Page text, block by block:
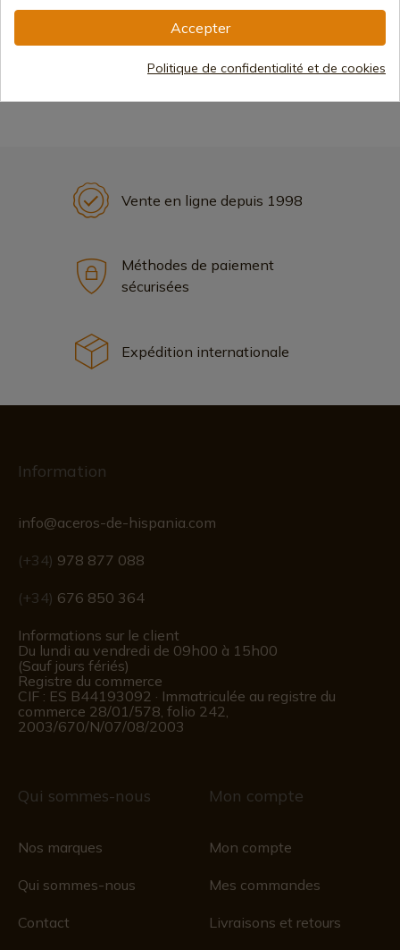
Vente en ligne depuis 1998
Méthodes de paiement
sécurisées
Expédition internationale
Information
info@aceros-de-hispania.com
(+34) 978 877 088
(+34) 676 850 364
Informations sur le client
Du lundi au vendredi de 09h00 à 15h00
(Sauf jours fériés)
Registre du commerce
CIF : ES B44193092 · Immatriculée au registre du
commerce 28/01/578, folio 242,
2003/670/N/07/08/2003
Qui sommes-nous
Nos marques
Qui sommes-nous
Contact
Mon compte
Mon compte
Mes commandes
Livraisons et retours
Accepter
Politique de confidentialité et de cookies